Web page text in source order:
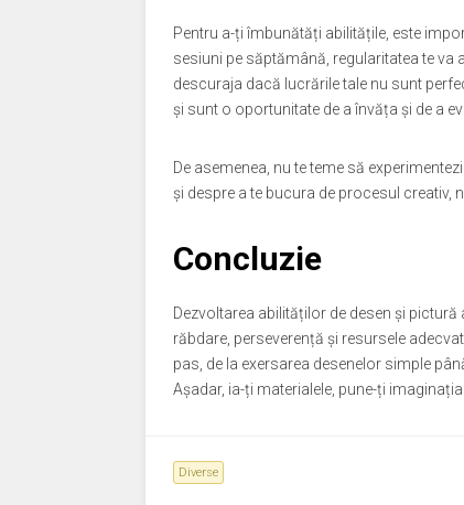
Pentru a-ți îmbunătăți abilitățile, este
sesiuni pe săptămână, regularitatea te
descuraja dacă lucrările tale nu sunt
și sunt o oportunitate de a învăța și de a
De asemenea, nu te teme să
și despre a te bucura de procesul creativ,
Concluzie
Dezvoltarea abilităților de desen și
răbdare, perseverență și resursele
pas, de la exersarea desenelor simple
Așadar, ia-ți materialele, pune-ți
Diverse